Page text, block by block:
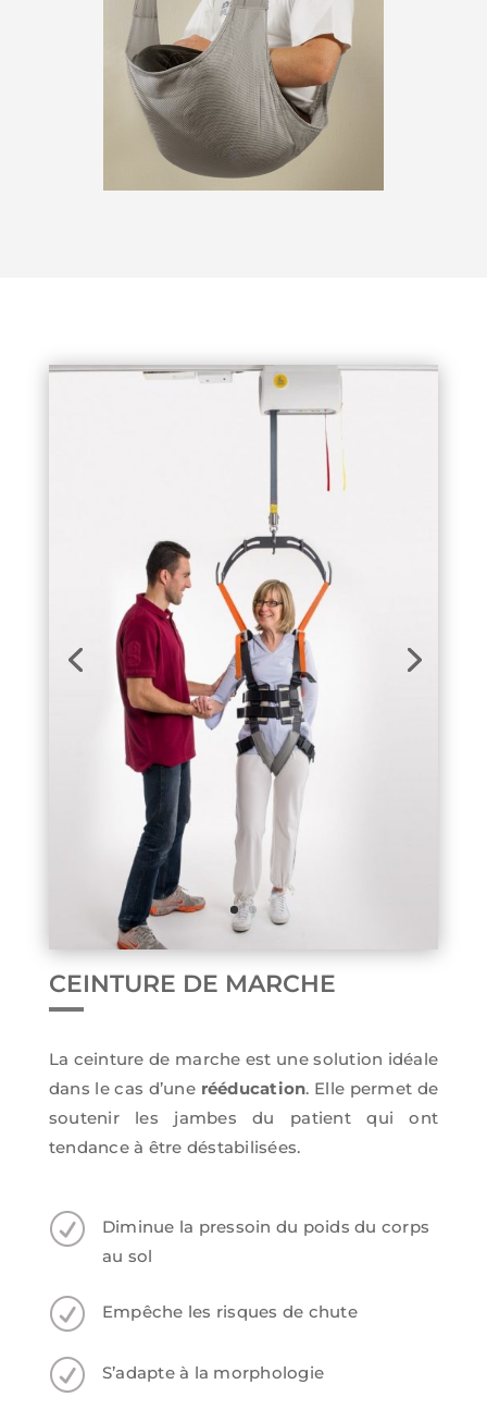
CEINTURE DE MARCHE
La ceinture de marche est une solution idéale
dans le cas d’une rééducation. Elle permet de
soutenir les jambes du patient qui ont
tendance à être déstabilisées.
R
Diminue la pressoin du poids du corps
au sol
R Empêche les risques de chute
R S’adapte à la morphologie